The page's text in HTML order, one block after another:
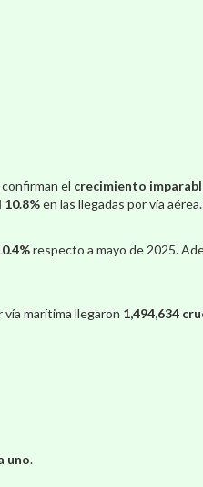
el crecimiento
en las llegadas por vía aérea.
respecto a mayo de 2025.
marítima llegaron 1,494,634
uno.